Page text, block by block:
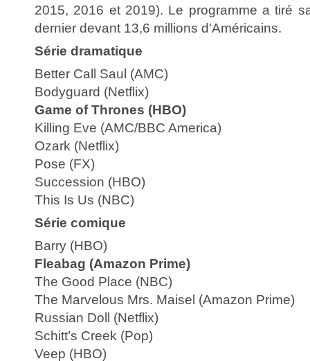
2015, 2016 et 2019). Le programme a tiré
dernier devant 13,6 millions d'Américains.
Série dramatique
Better Call Saul (AMC)
Bodyguard (Netflix)
Game of Thrones (HBO)
Killing Eve (AMC/BBC America)
Ozark (Netflix)
Pose (FX)
Succession (HBO)
This Is Us (NBC)
Série comique
Barry (HBO)
Fleabag (Amazon Prime)
The Good Place (NBC)
The Marvelous Mrs. Maisel (Amazon Prime)
Russian Doll (Netflix)
Schitt’s Creek (Pop)
Veep (HBO)